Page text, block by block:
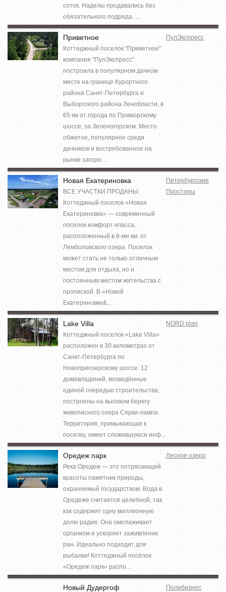
соток. Наделы продавались без
обязательного подряда. ...
Приветное
Коттеджный поселок "Приветное"
компания "ПулЭкспресс"
построила в популярном дачном
месте на границе Курортного
района Санкт-Петербурга и
Выборгского района Ленобласти, в
65 км от города по Приморскому
шоссе, за Зеленогорском. Место
обжитое, популярное среди
дачников и востребованное на
рынке загоро...
ПулЭкспресс
Новая Екатериновка
ВСЕ УЧАСТКИ ПРОДАНЫ.
Коттеджный поселок «Новая
Екатериновка» — современный
поселок комфорт-класса,
расположенный в 8-ми км. от
Лемболовского озера. Поселок
может стать не только отличным
местом для отдыха, но и
постоянным местом жительства с
пропиской. В «Новой
Екатериновке&...
Петербургские
Просторы
Lake Villa
Коттеджный поселок «Lake Villa»
расположен в 30 километрах от
Санкт-Петербурга по
Новоприозерскому шоссе. 12
домовладений, возведённые
единой очередью строительства,
построены на высоком берегу
живописного озера Сярки-лампи.
Территория, примыкающая к
поселку, имеет сложившуюся инф...
NORD plan
Оредеж парк
Река Оредеж — это потрясающей
красоты памятник природы,
охраняемый государством. Вода в
Оредеже считается целебной, так
как содержит одну миллионную
долю радия. Она омолаживает
организм и ускоряет заживление
ран. Идеально подходит для
рыбалки! Коттеджный посёлок
«Оредеж парк» распо...
Лесное озеро
Новый Дудергоф Полибизнес